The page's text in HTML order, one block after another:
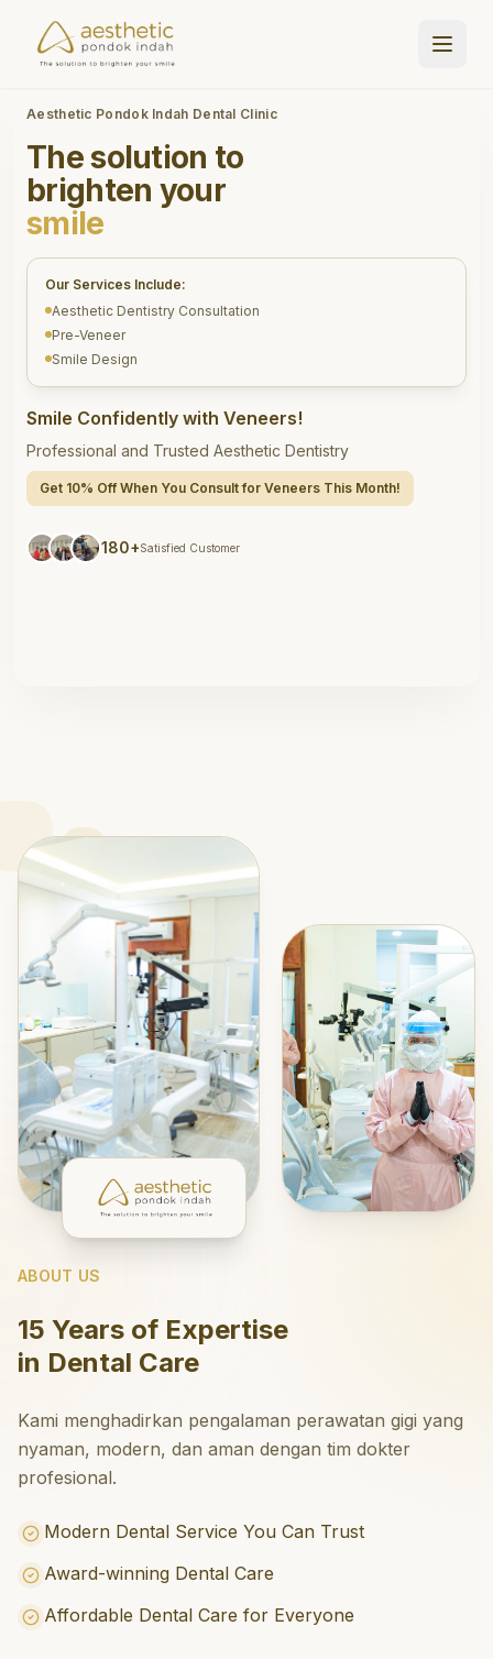
Aesthetic Pondok Indah Dental Clinic
The solution to
brighten your
smile
Our Services Include:
Aesthetic Dentistry Consultation
Pre-Veneer
Smile Design
Smile Confidently with Veneers!
Professional and Trusted Aesthetic Dentistry
Get 10% Off When You Consult for Veneers This Month!
180+Satisfied Customer
ABOUT US
15 Years of Expertise
in Dental Care
Kami menghadirkan pengalaman perawatan gigi yang
nyaman, modern, dan aman dengan tim dokter
profesional.
Modern Dental Service You Can Trust
Award-winning Dental Care
Affordable Dental Care for Everyone